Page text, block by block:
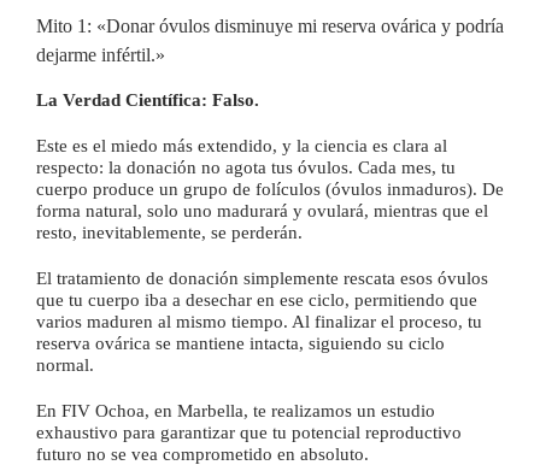
Mito 1: «Donar óvulos disminuye mi reserva ovárica y podría
dejarme infértil.»
La Verdad Científica: Falso.
Este es el miedo más extendido, y la ciencia es clara al
respecto: la donación no agota tus óvulos. Cada mes, tu
cuerpo produce un grupo de folículos (óvulos inmaduros). De
forma natural, solo uno madurará y ovulará, mientras que el
resto, inevitablemente, se perderán.
El tratamiento de donación simplemente rescata esos óvulos
que tu cuerpo iba a desechar en ese ciclo, permitiendo que
varios maduren al mismo tiempo. Al finalizar el proceso, tu
reserva ovárica se mantiene intacta, siguiendo su ciclo
normal.
En FIV Ochoa, en Marbella, te realizamos un estudio
exhaustivo para garantizar que tu potencial reproductivo
futuro no se vea comprometido en absoluto.